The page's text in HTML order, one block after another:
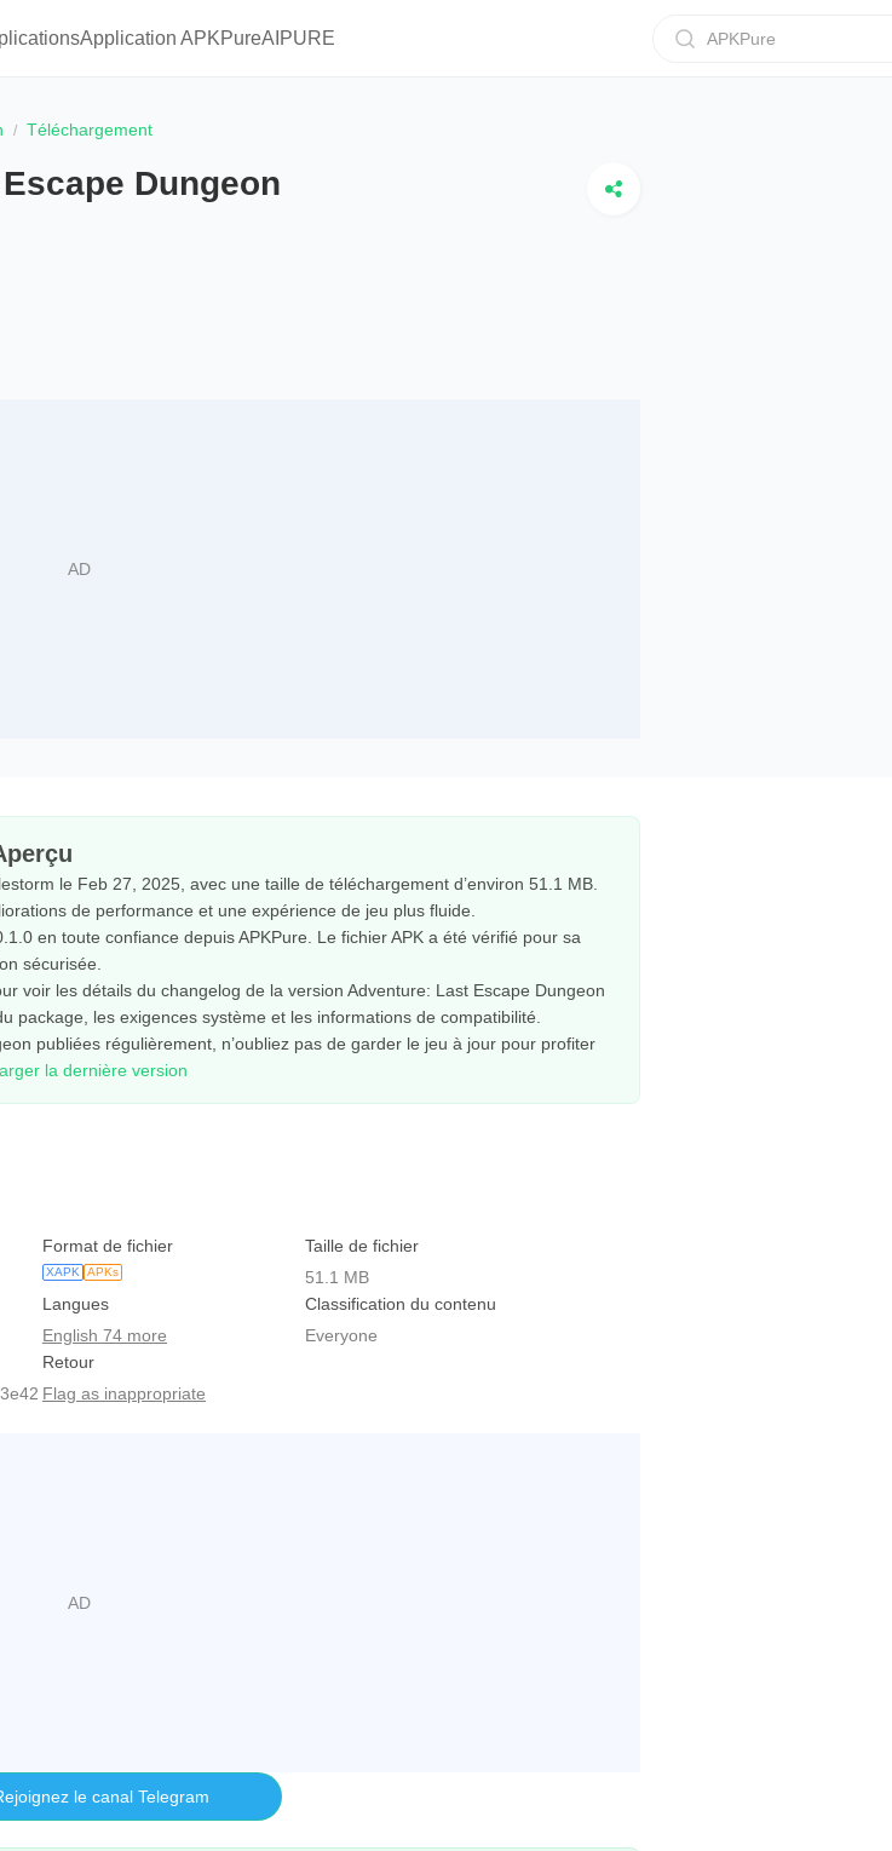
Application APKPureAIPURE APKPure
Téléchargement
Dungeon
le Feb 27, 2025, avec une taille de téléchargement d’environ 51.1 MB.
de performance et une expérience de jeu plus fluide.
en toute confiance depuis APKPure. Le fichier APK a été vérifié pour sa
sécurisée.
voir les détails du changelog de la version Adventure: Last Escape Dungeon
package, les exigences système et les informations de compatibilité.
publiées régulièrement, n’oubliez pas de garder le jeu à jour pour profiter
la dernière version
Format de fichier
XAPK APKs
Taille de fichier
51.1 MB
Langues
English 74 more
Classification du contenu
Everyone
Retour
Flag as inappropriate
le canal Telegram